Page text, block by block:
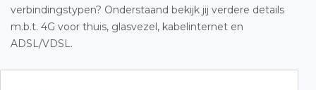
verbindingstypen? Onderstaand bekijk jij verdere details
m.b.t. 4G voor thuis, glasvezel, kabelinternet en
ADSL/VDSL.